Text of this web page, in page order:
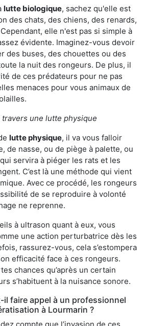
lutte biologique, sachez qu'elle est
des chats, des chiens, des renards,
elle n'est pas si simple à
évidente. Imaginez-vous devoir
des buses, des chouettes ou des
la nuit des rongeurs. De plus, il
de ces prédateurs pour ne pas
menaces pour vous animaux de
une lutte physique
lutte physique, il va vous falloir
de nasse, ou de piège à palette, ou
servira à piéger les rats et les
C’est là une méthode qui vient
Avec ce procédé, les rongeurs
de se reproduire à volonté
ne reprenne.
à ultrason quant à eux, vous
une action perturbatrice dès les
rassurez-vous, cela s’estompera
efficacité face à ces rongeurs.
chances qu’après un certain
s’habituent à la nuisance sonore.
il faire appel à un professionnel
à Lourmarin ?
compte que l’invasion de ces